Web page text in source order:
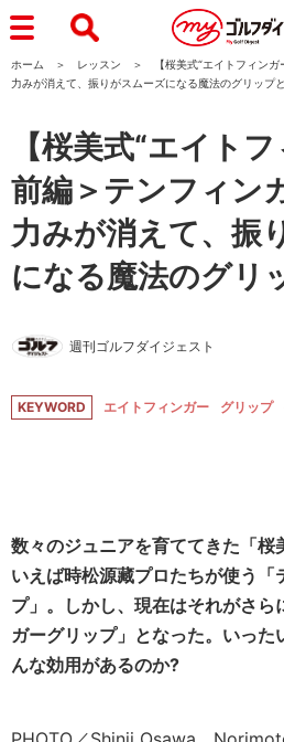
ホーム レッスン
【桜美式“エイトフィン
力みが消えて、振りがスムーズになる魔法のグリップ
【桜美式“エイト
前編＞テンフィン
力みが消えて、振
になる魔法のグリ
週刊ゴルフダイジェスト
KEYWORD エイトフィンガー グリップ
数々のジュニアを育ててきた「桜
いえば時松源藏プロたちが使う「
プ」。しかし、現在はそれがさら
ガーグリップ」となった。いった
んな効用があるのか?